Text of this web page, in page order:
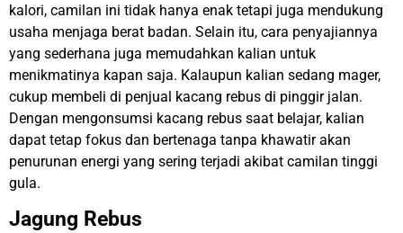
kalori, camilan ini tidak hanya enak tetapi juga mendukung
usaha menjaga berat badan. Selain itu, cara penyajiannya
yang sederhana juga memudahkan kalian untuk
menikmatinya kapan saja. Kalaupun kalian sedang mager,
cukup membeli di penjual kacang rebus di pinggir jalan.
Dengan mengonsumsi kacang rebus saat belajar, kalian
dapat tetap fokus dan bertenaga tanpa khawatir akan
penurunan energi yang sering terjadi akibat camilan tinggi
gula.
Jagung Rebus